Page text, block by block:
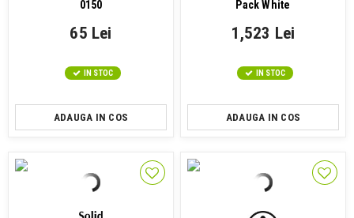
0150
65 Lei
IN STOC
ADAUGA IN COS
Pack White
1,523 Lei
IN STOC
ADAUGA IN COS